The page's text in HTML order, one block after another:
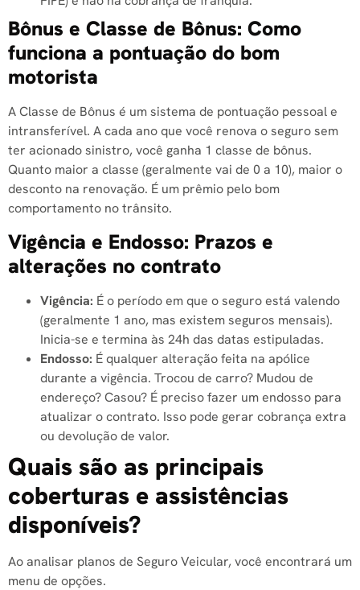
Bônus e Classe de Bônus: Como
funciona a pontuação do bom
motorista
A Classe de Bônus é um sistema de pontuação pessoal e
intransferível. A cada ano que você renova o seguro sem
ter acionado sinistro, você ganha 1 classe de bônus.
Quanto maior a classe (geralmente vai de 0 a 10), maior o
desconto na renovação. É um prêmio pelo bom
comportamento no trânsito.
Vigência e Endosso: Prazos e
alterações no contrato
Vigência: É o período em que o seguro está valendo
(geralmente 1 ano, mas existem seguros mensais).
Inicia-se e termina às 24h das datas estipuladas.
Endosso: É qualquer alteração feita na apólice
durante a vigência. Trocou de carro? Mudou de
endereço? Casou? É preciso fazer um endosso para
atualizar o contrato. Isso pode gerar cobrança extra
ou devolução de valor.
Quais são as principais
coberturas e assistências
disponíveis?
Ao analisar planos de Seguro Veicular, você encontrará um
menu de opções.